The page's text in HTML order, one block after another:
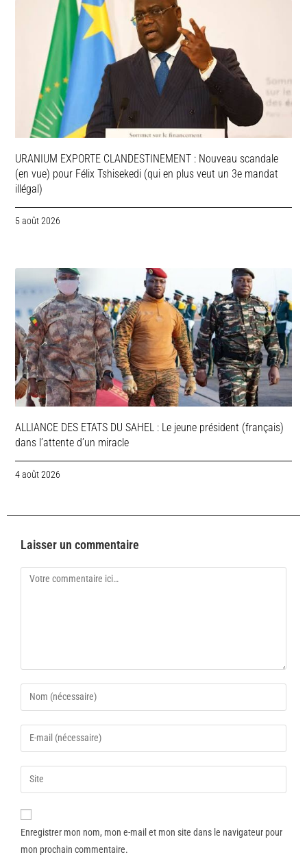
URANIUM EXPORTE CLANDESTINEMENT : Nouveau scandale
(en vue) pour Félix Tshisekedi (qui en plus veut un 3e mandat
illégal)
5 août 2026
ALLIANCE DES ETATS DU SAHEL : Le jeune président (français)
dans l’attente d’un miracle
4 août 2026
Laisser un commentaire
Enregistrer mon nom, mon e-mail et mon site dans le navigateur pour
mon prochain commentaire.